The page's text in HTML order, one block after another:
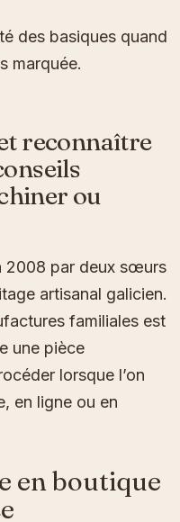
des basiques quand
marquée.
reconnaître
ou
2008 par deux sœurs
artisanal galicien.
familiales est
une pièce
lorsque l’on
en ligne ou en
en boutique